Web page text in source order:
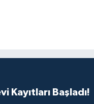
Kayıtları Başladı!